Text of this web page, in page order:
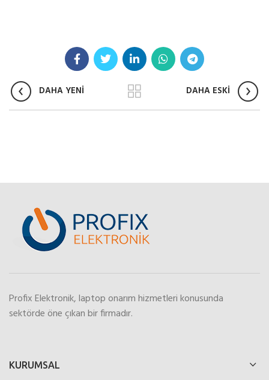
DAHA YENİ DAHA ESKİ
Profix Elektronik, laptop onarım hizmetleri konusunda
sektörde öne çıkan bir firmadır.
KURUMSAL